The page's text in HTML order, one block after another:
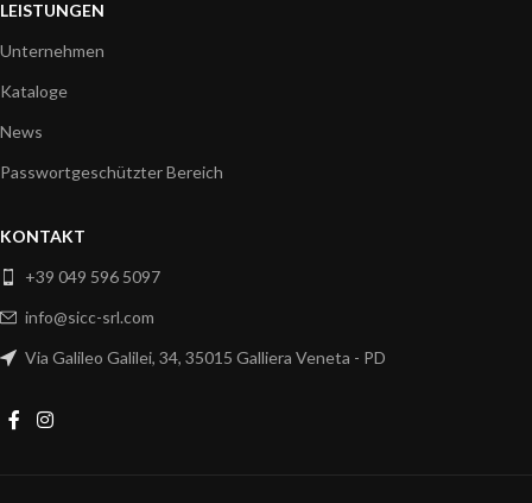
LEISTUNGEN
Unternehmen
Kataloge
News
Passwortgeschützter Bereich
KONTAKT
+39 049 596 5097
info@sicc-srl.com
Via Galileo Galilei, 34, 35015 Galliera Veneta - PD